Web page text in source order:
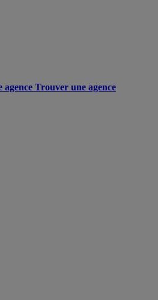
agence Trouver une agence